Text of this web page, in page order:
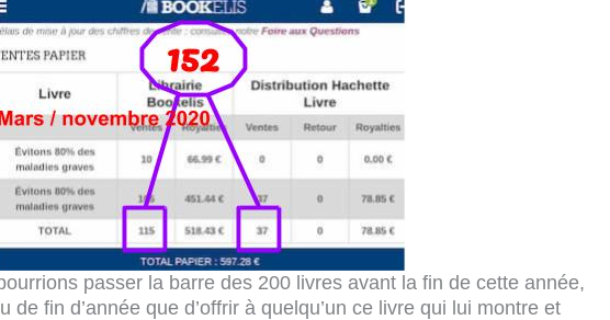
passer la barre des 200 livres avant la fin de cette année,
de fin d’année que d’offrir à quelqu’un ce livre qui lui montre et